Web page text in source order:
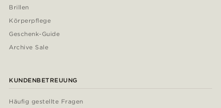
Brillen
Körperpflege
Geschenk-Guide
Archive Sale
KUNDENBETREUUNG
Häufig gestellte Fragen